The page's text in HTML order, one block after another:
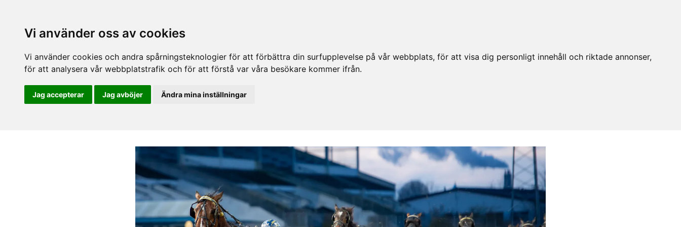
Vi använder oss av cookies
Vi använder cookies och andra spårningsteknologier för att förbättra din surfupplevelse på vår webbplats, för att visa dig personligt innehåll och riktade annonser,
för att analysera vår webbplatstrafik och för att förstå var våra besökare kommer ifrån.
Jag accepterar Jag avböjer Ändra mina inställningar